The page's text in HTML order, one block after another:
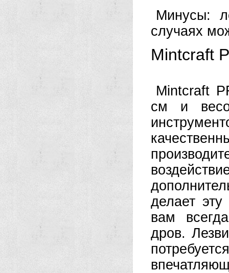
Минусы:
случаях
Mintcraft
Mintcraft
см и
делает
вам
дров.